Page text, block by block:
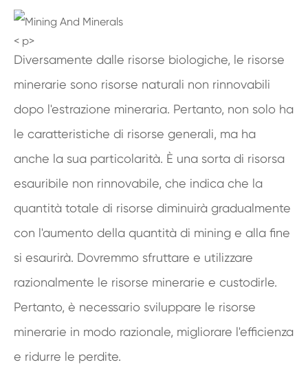
< p>
Diversamente dalle risorse biologiche, le risorse
minerarie sono risorse naturali non rinnovabili
dopo l'estrazione mineraria. Pertanto, non solo ha
le caratteristiche di risorse generali, ma ha
anche la sua particolarità. È una sorta di risorsa
esauribile non rinnovabile, che indica che la
quantità totale di risorse diminuirà gradualmente
con l'aumento della quantità di mining e alla fine
si esaurirà. Dovremmo sfruttare e utilizzare
razionalmente le risorse minerarie e custodirle.
Pertanto, è necessario sviluppare le risorse
minerarie in modo razionale, migliorare l'efficienza
e ridurre le perdite.